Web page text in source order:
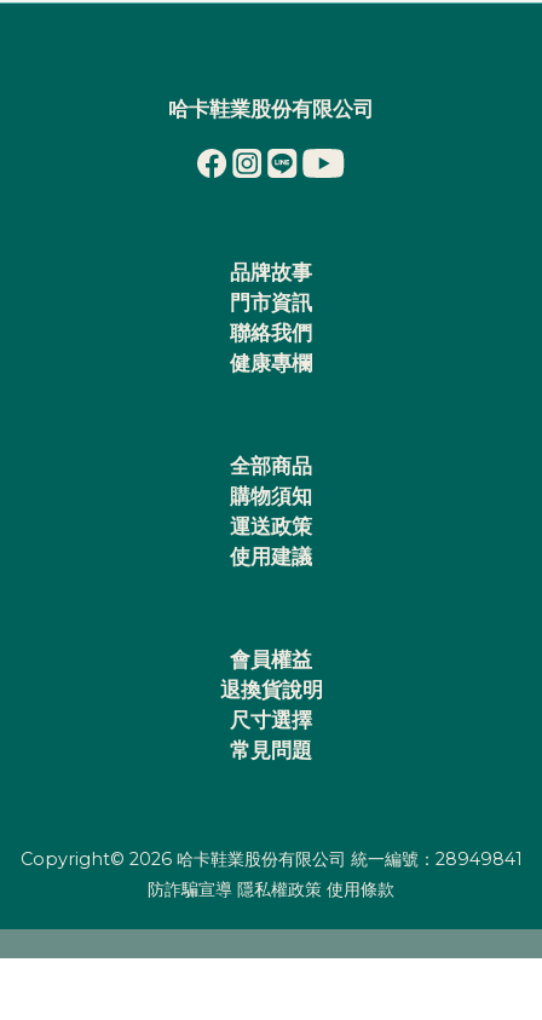
哈卡鞋業股份有限公司
品牌故事
門市資訊
聯絡我們
健康專欄
全部商品
購物須知
運送政策
使用建議
會員權益
退換貨說明
尺寸選擇
常見問題
Copyright© 2026 哈卡鞋業股份有限公司 統一編號：28949841
防詐騙宣導 隱私權政策 使用條款